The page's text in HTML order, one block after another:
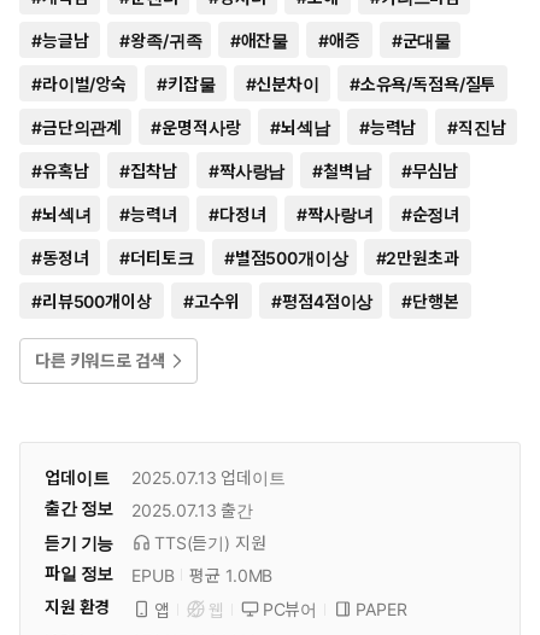
#능글남 #왕족/귀족 #애잔물 #애증 #군대물
#라이벌/앙숙 #키잡물 #신분차이 #소유욕/독점욕/질투
#금단의관계 #운명적사랑 #뇌섹남 #능력남 #직진남
#유혹남 #집착남 #짝사랑남 #철벽남 #무심남
#뇌섹녀 #능력녀 #다정녀 #짝사랑녀 #순정녀
#동정녀 #더티토크 #별점500개이상 #2만원초과
#리뷰500개이상 #고수위 #평점4점이상 #단행본
다른 키워드로 검색
업데이트 2025.07.13 업데이트
출간 정보
2025.07.13 출간
듣기 기능
TTS(듣기) 지원
파일 정보
EPUB
평균 1.0MB
지원 환경
앱 웹 PC뷰어
PAPER